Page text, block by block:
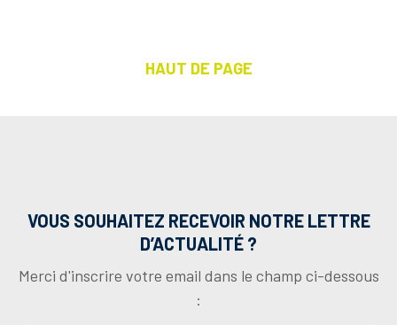
HAUT DE PAGE
VOUS SOUHAITEZ RECEVOIR NOTRE LETTRE
D’ACTUALITÉ ?
Merci d'inscrire votre email dans le champ ci-dessous
: